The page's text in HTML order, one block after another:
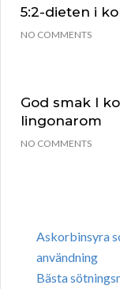
5:2-dieten i
NO COMMENTS
God smak I
lingonarom
NO COMMENTS
Askorbinsyra
användning
Bästa